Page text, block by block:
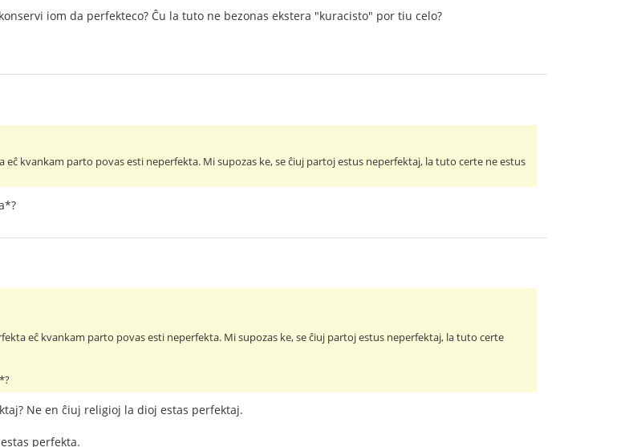
iom da perfekteco? Ĉu la tuto ne bezonas ekstera "kuracisto" por tiu celo?
eĉ kvankam parto povas esti neperfekta. Mi supozas ke, se ĉiuj partoj estus neperfektaj, la tuto certe ne estus
eĉ kvankam parto povas esti neperfekta. Mi supozas ke, se ĉiuj partoj estus neperfektaj, la tuto certe
Ne en ĉiuj religioj la dioj estas perfektaj.
perfekta.